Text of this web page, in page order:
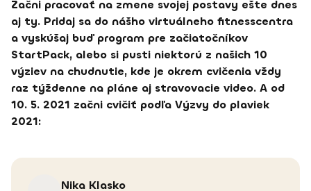
Začni pracovať na zmene svojej postavy ešte dnes
aj ty. Pridaj sa do nášho virtuálneho fitnesscentra
a vyskúšaj buď program pre začiatočníkov
StartPack, alebo si pusti niektorú z našich 10
výziev na chudnutie, kde je okrem cvičenia vždy
raz týždenne na pláne aj stravovacie video. A od
10. 5. 2021 začni cvičiť podľa Výzvy do plaviek
2021:
Nika Klasko